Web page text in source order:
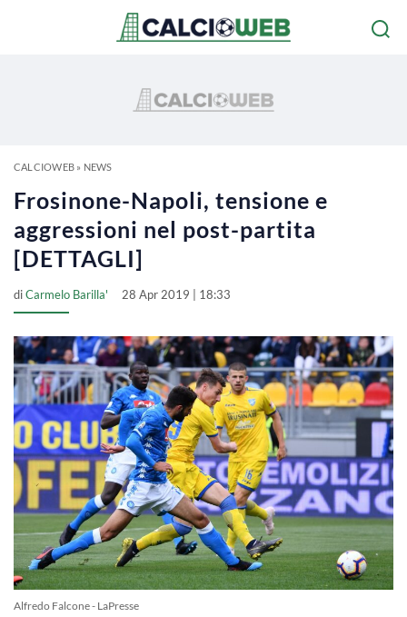
CALCIOWEB» NEWS
Frosinone-Napoli, tensione e
aggressioni nel post-partita
[DETTAGLI]
diCarmelo Barilla' 28 Apr 2019 | 18:33
Alfredo Falcone - LaPresse